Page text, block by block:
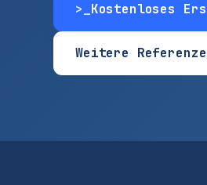
>_ Kostenloses
Weitere